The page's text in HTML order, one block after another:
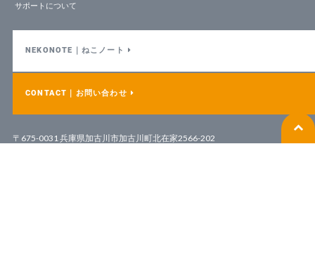
サポートについて
NEKONOTE｜ねこノート
CONTACT｜お問い合わせ
〒675-0031 兵庫県加古川市加古川町北在家2566-202